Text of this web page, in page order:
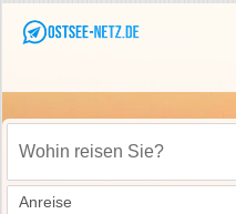
Wohin reisen Sie?
Anreise